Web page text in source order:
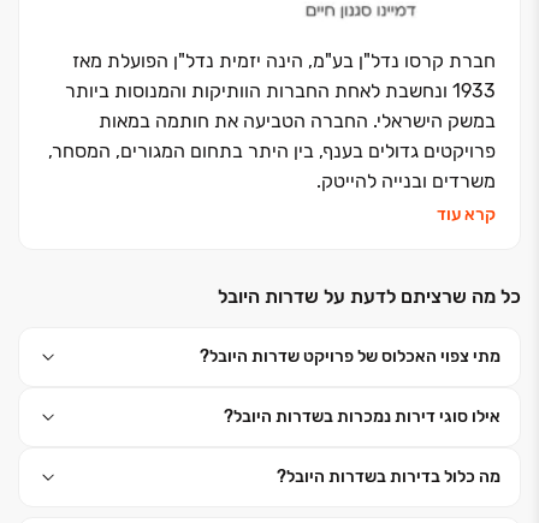
חברת קרסו נדל"ן בע"מ, הינה יזמית נדל"ן הפועלת מאז
1933 ונחשבת לאחת החברות הוותיקות והמנוסות ביותר
במשק הישראלי. החברה הטביעה את חותמה במאות
פרויקטים גדולים בענף, בין היתר בתחום המגורים, המסחר,
משרדים ובנייה להייטק.
בשנים האחרונות משקיעה החברה את מיטב המשאבים על
יוצאות דופן, זאת באמצעות מחקר תרבותי מקיף, הכרה
קרסו היא מהחברות המובילות בהתחדשות עירונית (פינוי
ברדסטרייט, CODE BDIומדד ההתחדשות העירונית,
קרא עוד
כל מה שרציתם לדעת על שדרות היובל
מתי צפוי האכלוס של פרויקט שדרות היובל?
אילו סוגי דירות נמכרות בשדרות היובל?
מה כלול בדירות בשדרות היובל?